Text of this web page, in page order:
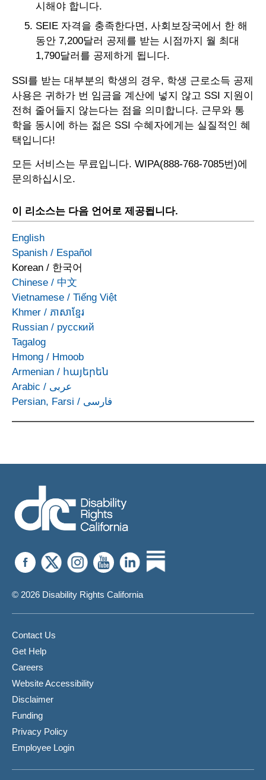
시해야 합니다.
SEIE 자격을 충족한다면, 사회보장국에서 한 해
동안 7,200달러 공제를 받는 시점까지 월 최대
1,790달러를 공제하게 됩니다.
SSI를 받는 대부분의 학생의 경우, 학생 근로소득 공제
사용은 귀하가 번 임금을 계산에 넣지 않고 SSI 지원이
전혀 줄어들지 않는다는 점을 의미합니다. 근무와 통
학을 동시에 하는 젊은 SSI 수혜자에게는 실질적인 혜
택입니다!
모든 서비스는 무료입니다. WIPA(888-768-7085번)에
문의하십시오.
이 리소스는 다음 언어로 제공됩니다.
English
Spanish / Español
Korean / 한국어
Chinese / 中文
Vietnamese / Tiếng Việt
Khmer / ភាសាខ្មែរ
Russian / русский
Tagalog
Hmong / Hmoob
Armenian / հայերեն
Arabic / عربى
Persian, Farsi / فارسی
© 2026 Disability Rights California
Contact Us
Get Help
Careers
Website Accessibility
Disclaimer
Funding
Privacy Policy
Employee Login